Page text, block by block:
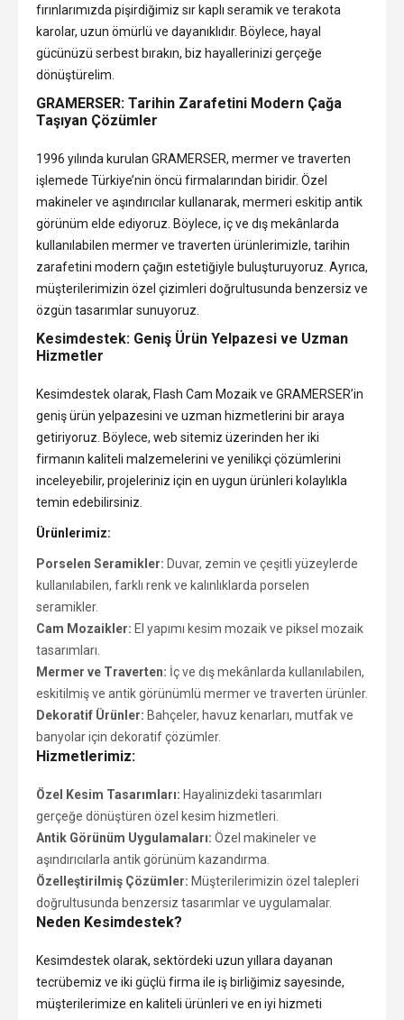
fırınlarımızda pişirdiğimiz sır kaplı seramik ve terakota
karolar, uzun ömürlü ve dayanıklıdır. Böylece, hayal
gücünüzü serbest bırakın, biz hayallerinizi gerçeğe
dönüştürelim.
GRAMERSER: Tarihin Zarafetini Modern Çağa
Taşıyan Çözümler
1996 yılında kurulan GRAMERSER, mermer ve traverten
işlemede Türkiye’nin öncü firmalarından biridir. Özel
makineler ve aşındırıcılar kullanarak, mermeri eskitip antik
görünüm elde ediyoruz. Böylece, iç ve dış mekânlarda
kullanılabilen mermer ve traverten ürünlerimizle, tarihin
zarafetini modern çağın estetiğiyle buluşturuyoruz. Ayrıca,
müşterilerimizin özel çizimleri doğrultusunda benzersiz ve
özgün tasarımlar sunuyoruz.
Kesimdestek: Geniş Ürün Yelpazesi ve Uzman
Hizmetler
Kesimdestek olarak, Flash Cam Mozaik ve GRAMERSER’in
geniş ürün yelpazesini ve uzman hizmetlerini bir araya
getiriyoruz. Böylece, web sitemiz üzerinden her iki
firmanın kaliteli malzemelerini ve yenilikçi çözümlerini
inceleyebilir, projeleriniz için en uygun ürünleri kolaylıkla
temin edebilirsiniz.
Ürünlerimiz:
Porselen Seramikler: Duvar, zemin ve çeşitli yüzeylerde
kullanılabilen, farklı renk ve kalınlıklarda porselen
seramikler.
Cam Mozaikler: El yapımı kesim mozaik ve piksel mozaik
tasarımları.
Mermer ve Traverten: İç ve dış mekânlarda kullanılabilen,
eskitilmiş ve antik görünümlü mermer ve traverten ürünler.
Dekoratif Ürünler: Bahçeler, havuz kenarları, mutfak ve
banyolar için dekoratif çözümler.
Hizmetlerimiz:
Özel Kesim Tasarımları: Hayalinizdeki tasarımları
gerçeğe dönüştüren özel kesim hizmetleri.
Antik Görünüm Uygulamaları: Özel makineler ve
aşındırıcılarla antik görünüm kazandırma.
Özelleştirilmiş Çözümler: Müşterilerimizin özel talepleri
doğrultusunda benzersiz tasarımlar ve uygulamalar.
Neden Kesimdestek?
Kesimdestek olarak, sektördeki uzun yıllara dayanan
tecrübemiz ve iki güçlü firma ile iş birliğimiz sayesinde,
müşterilerimize en kaliteli ürünleri ve en iyi hizmeti